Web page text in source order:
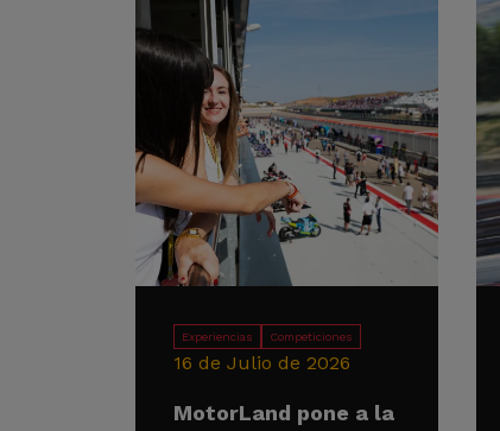
Experiencias Competiciones
16 de Julio de 2026
MotorLand pone a la